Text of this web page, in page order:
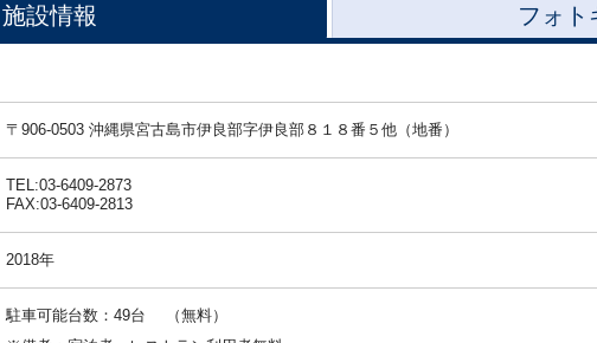
施設情報 フォト
〒906-0503 沖縄県宮古島市伊良部字伊良部８１８番５他（地番）
TEL:03-6409-2873
FAX:03-6409-2813
2018年
駐車可能台数：49台 （無料）